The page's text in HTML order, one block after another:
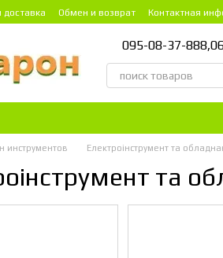
контенту
доставка Обмен и возврат Контактная
095-08-37-888,
инструментов Електроінструмент та
та